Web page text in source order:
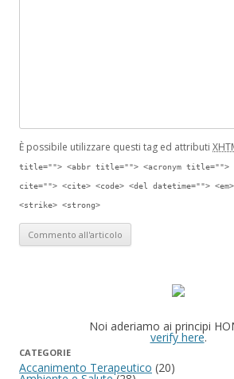
È possibile utilizzare questi tag ed attributi
title=""> <abbr title=""> <acronym title="">
cite=""> <cite> <code> <del datetime="">
<strike> <strong>
Noi aderiamo ai principi
verify here.
CATEGORIE
Accanimento Terapeutico (20)